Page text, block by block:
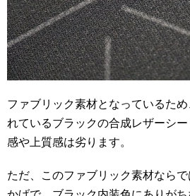
ファブリック素材となっているた
れているブラックの合成レザーシ
感や上質感は劣ります。
ただ、このファブリック素材なら